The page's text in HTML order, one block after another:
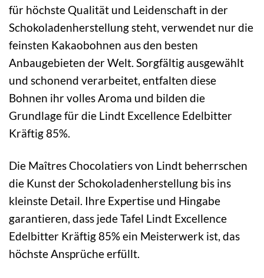
für höchste Qualität und Leidenschaft in der
Schokoladenherstellung steht, verwendet nur die
feinsten Kakaobohnen aus den besten
Anbaugebieten der Welt. Sorgfältig ausgewählt
und schonend verarbeitet, entfalten diese
Bohnen ihr volles Aroma und bilden die
Grundlage für die Lindt Excellence Edelbitter
Kräftig 85%.
Die Maîtres Chocolatiers von Lindt beherrschen
die Kunst der Schokoladenherstellung bis ins
kleinste Detail. Ihre Expertise und Hingabe
garantieren, dass jede Tafel Lindt Excellence
Edelbitter Kräftig 85% ein Meisterwerk ist, das
höchste Ansprüche erfüllt.